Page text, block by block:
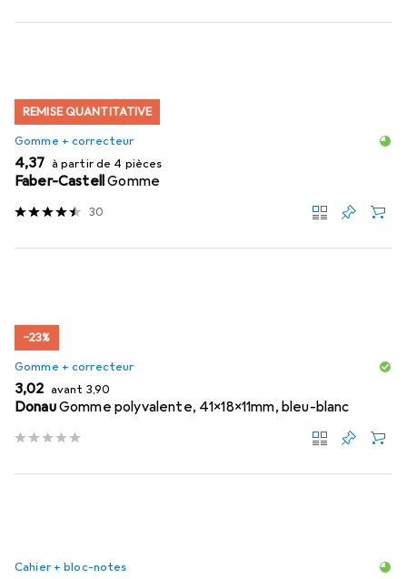
REMISE QUANTITATIVE
Gomme + correcteur
EUR
4,37 à partir de 4 pièces
Faber-CastellGomme
30
−23%
Gomme + correcteur
EUR
3,02 avant EUR
3,90
DonauGomme polyvalente, 41x18x11mm, bleu-blanc
Cahier + bloc-notes